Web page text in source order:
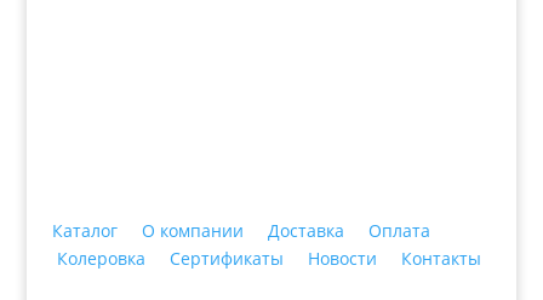
Каталог О компании Доставка
Оплата
Колеровка
Сертификаты Новости Контакты